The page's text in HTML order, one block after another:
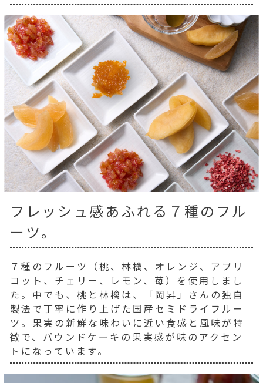
フレッシュ感あふれる７種のフル
ーツ。
７種のフルーツ（桃、林檎、オレンジ、アプリ
コット、チェリー、レモン、苺）を使用しまし
た。中でも、桃と林檎は、「岡昇」さんの独自
製法で丁寧に作り上げた国産セミドライフルー
ツ。果実の新鮮な味わいに近い食感と風味が特
徴で、パウンドケーキの果実感が味のアクセン
トになっています。